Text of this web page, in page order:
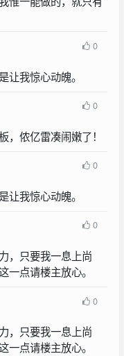
0
让我惊心动魄。
0
，侬亿雷凑闹嫩了！
0
让我惊心动魄。
0
，只要我一息上尚
一点请楼主放心。
0
，只要我一息上尚
一点请楼主放心。